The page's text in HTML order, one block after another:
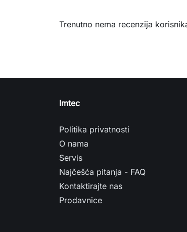
Trenutno nema recenzija
Imtec
Politika privatnosti
O nama
Servis
Najčešća pitanja - FAQ
Kontaktirajte nas
Prodavnice